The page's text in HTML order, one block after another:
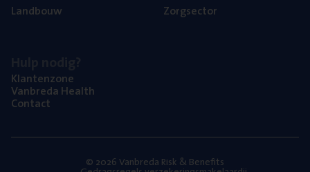
Land­bouw
Zorg­sec­tor
Klan­ten­zo­ne
Van­b­re­da Health
Con­tact
© 2026 Vanbreda Risk & Benefits